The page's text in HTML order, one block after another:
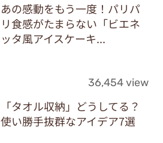
あの感動をもう一度！パリパ
リ食感がたまらない「ビエネ
ッタ風アイスケーキ...
36,454 view
「タオル収納」どうしてる？
使い勝手抜群なアイデア7選